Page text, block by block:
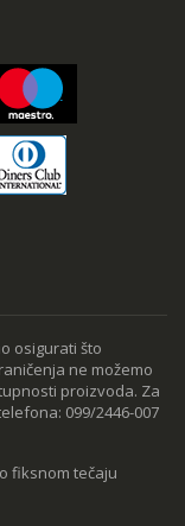
osigurati što
ne možemo
proizvoda. Za
099/2446-007
fiksnom tečaju